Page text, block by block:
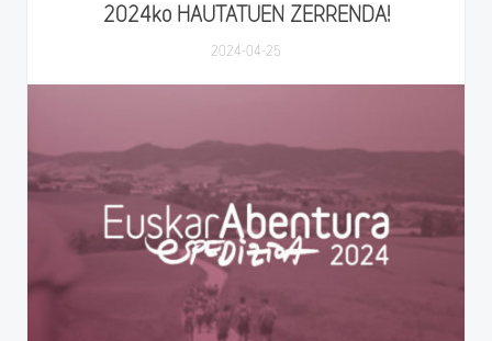
2024ko HAUTATUEN ZERRENDA!
2024-04-25